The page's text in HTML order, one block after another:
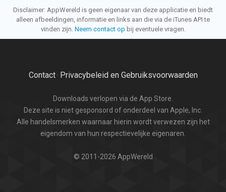
Disclaimer: AppWereld is geen eigenaar van deze applicatie en biedt
alleen afbeeldingen, informatie en links aan die via de iTunes API te
vinden zijn. Neem contact op bij eventuele vragen.
Contact· Privacybeleid en Gebruiksvoorwaarden
Downloads verlopen via de App Store.
Deze site is niet gesponsord of onderdeel van Apple, Inc.
Alle handelsmerken waarnaar hierin wordt verwezen zijn het
eigendom van hun respectievelijke eigenaren.
© 2011-2026 AppWereld